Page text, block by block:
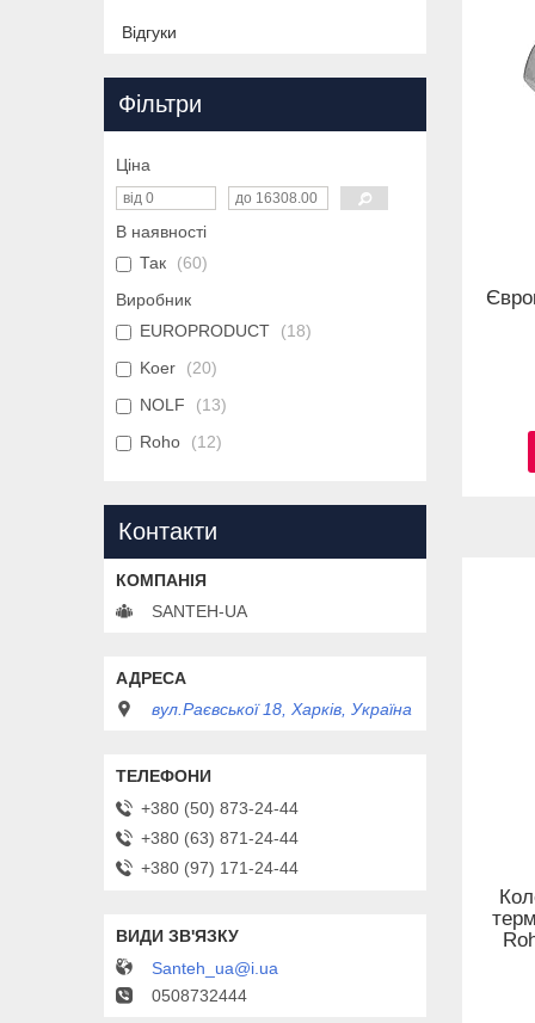
Відгуки
Фільтри
Ціна
В наявності
Так
60
Виробник
EUROPRODUCT
18
Koer
20
NOLF
13
Roho
12
Контакти
SANTEH-UA
вул.Раєвської 18, Харків, Україна
+380 (50) 873-24-44
+380 (63) 871-24-44
+380 (97) 171-24-44
Santeh_ua@i.ua
0508732444